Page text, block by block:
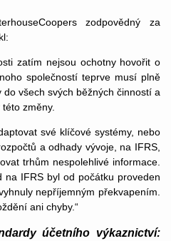
zodpovědný za
zatím nejsou ochotny hovořit o
společností teprve musí plně
všech svých běžných činností a
změny.
své klíčové systémy, nebo
a odhady vývoje, na IFRS,
trhům nespolehlivé informace.
IFRS byl od počátku proveden
nepříjemným překvapením.
ani chyby.“
účetního výkaznictví: